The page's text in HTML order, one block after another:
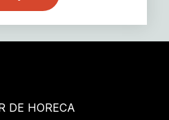
DE HORECA